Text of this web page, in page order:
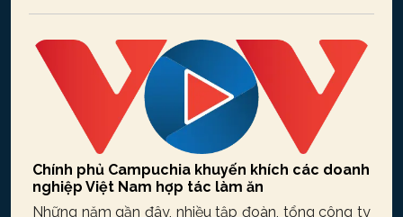
Chính phủ Campuchia khuyến khích các doanh
nghiệp Việt Nam hợp tác làm ăn
Những năm gần đây, nhiều tập đoàn, tổng công ty